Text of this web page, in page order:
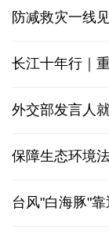
防减救灾一线
长江十年行｜
外交部发言人
保障生态环境
台风"白海豚"